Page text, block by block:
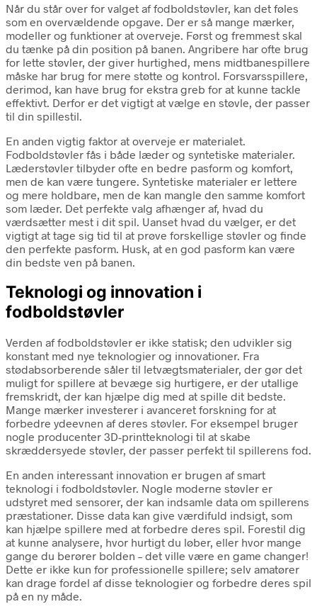
Når du står over for valget af fodboldstøvler, kan det føles
som en overvældende opgave. Der er så mange mærker,
modeller og funktioner at overveje. Først og fremmest skal
du tænke på din position på banen. Angribere har ofte brug
for lette støvler, der giver hurtighed, mens midtbanespillere
måske har brug for mere støtte og kontrol. Forsvarsspillere,
derimod, kan have brug for ekstra greb for at kunne tackle
effektivt. Derfor er det vigtigt at vælge en støvle, der passer
til din spillestil.
En anden vigtig faktor at overveje er materialet.
Fodboldstøvler fås i både læder og syntetiske materialer.
Læderstøvler tilbyder ofte en bedre pasform og komfort,
men de kan være tungere. Syntetiske materialer er lettere
og mere holdbare, men de kan mangle den samme komfort
som læder. Det perfekte valg afhænger af, hvad du
værdsætter mest i dit spil. Uanset hvad du vælger, er det
vigtigt at tage sig tid til at prøve forskellige støvler og finde
den perfekte pasform. Husk, at en god pasform kan være
din bedste ven på banen.
Teknologi og innovation i
fodboldstøvler
Verden af fodboldstøvler er ikke statisk; den udvikler sig
konstant med nye teknologier og innovationer. Fra
stødabsorberende såler til letvægtsmaterialer, der gør det
muligt for spillere at bevæge sig hurtigere, er der utallige
fremskridt, der kan hjælpe dig med at spille dit bedste.
Mange mærker investerer i avanceret forskning for at
forbedre ydeevnen af deres støvler. For eksempel bruger
nogle producenter 3D-printteknologi til at skabe
skræddersyede støvler, der passer perfekt til spillerens fod.
En anden interessant innovation er brugen af smart
teknologi i fodboldstøvler. Nogle moderne støvler er
udstyret med sensorer, der kan indsamle data om spillerens
præstationer. Disse data kan give værdifuld indsigt, som
kan hjælpe spillere med at forbedre deres spil. Forestil dig
at kunne analysere, hvor hurtigt du løber, eller hvor mange
gange du berører bolden – det ville være en game changer!
Dette er ikke kun for professionelle spillere; selv amatører
kan drage fordel af disse teknologier og forbedre deres spil
på en ny måde.